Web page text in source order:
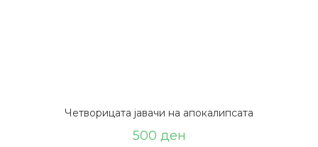
Четворицата јавачи на апокалипсата
500 ден